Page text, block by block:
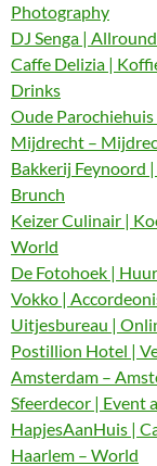
Photography
DJ Senga |
Caffe Delizia |
Drinks
Oude Parochiehuis
Mijdrecht –
Bakkerij Feynoord
Brunch
Keizer Culinair |
World
De Fotohoek |
Vokko |
Uitjesbureau |
Postillion Hotel |
Amsterdam –
Sfeerdecor | Event
HapjesAanHuis |
Haarlem – World